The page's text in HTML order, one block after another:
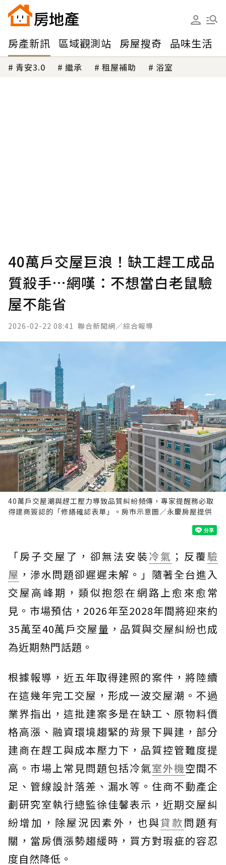
房產新訊 區域觀測站 房屋搜奇 品味生活
青安3.0 繼承 租屋補助 浴室
40萬戶交屋巨浪！缺工趕工成品
質殺手…網嘆：不想當白老鼠驗
屋不能省
2026-02-22 08:41 聯合新聞網／綜合報導
40萬戶交屋潮與趕工壓力導致品質糾紛頻傳，專家提醒務必取
得建商簽認的「修繕確認表單」。房市示意圖／永慶房屋提供
「房子交屋了，卻無法安裝冷氣 ；反覆驗
屋 ，滲水問題卻遲遲未解。」隨著全台進入
交屋高峰期，類似抱怨在網路上愈來愈常
見。市場預估，2026年至2028年間將迎來約
35萬至40萬戶交屋量，品質與交屋糾紛也成
為近期熱門話題。
根據報導，近五年取得建照的案件，將陸續
在這幾年完工交屋，形成一波交屋潮。不過
業界指出，這批建案多是在缺工、原物料價
格高漲、融資環境趨緊的背景下興建，部分
建商在趕工與成本壓力下，品質控管難度提
高。市場上常見問題包括冷氣室外機空間不
足、管線設計落差、漏水等。住商不動產企
劃研究室執行總監徐佳馨表示，近期交屋糾
紛增加，除屋況因素外，也與貸款問題有
關，當房價漲勢趨緩時，買方對瑕疵的容忍
度自然降低。